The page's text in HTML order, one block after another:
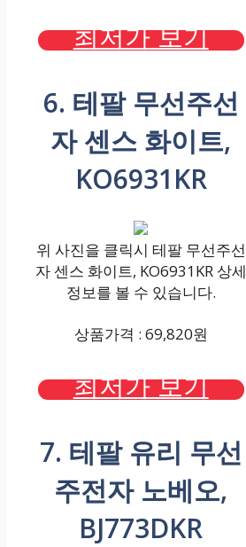
최저가 보기
6. 테팔 무선주선
자 센스 화이트,
KO6931KR
위 사진을 클릭시 테팔 무선주선
자 센스 화이트, KO6931KR 상세
정보를 볼 수 있습니다.
상품가격 : 69,820원
최저가 보기
7. 테팔 유리 무선
주전자 노베오,
BJ773DKR